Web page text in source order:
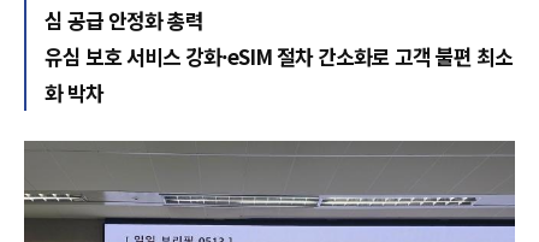
심 공급 안정화 총력
유심 보호 서비스 강화·eSIM 절차 간소화로 고객 불편 최소
화 박차